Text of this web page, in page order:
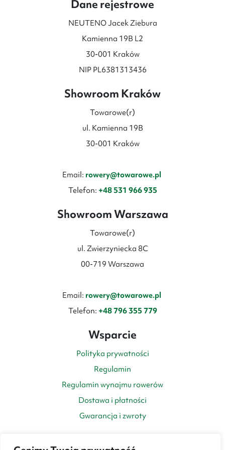
Dane rejestrowe
NEUTENO Jacek Ziebura
Kamienna 19B L2
30-001 Kraków
NIP PL6381313436
Showroom Kraków
Towarowe(r)
ul. Kamienna 19B
30-001 Kraków
Email: rowery@towarowe.pl
Telefon: +48 531 966 935
Showroom Warszawa
Towarowe(r)
ul. Zwierzyniecka 8C
00-719 Warszawa
Email: rowery@towarowe.pl
Telefon: +48 796 355 779
Wsparcie
Polityka prywatności
Regulamin
Regulamin wynajmu rowerów
Dostawa i płatności
Gwarancja i zwroty